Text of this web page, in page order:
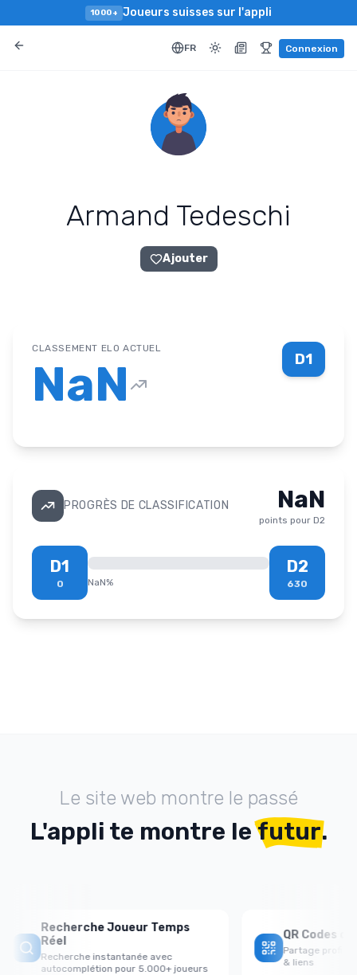
1000+ Joueurs suisses sur l'appli
FR Connexion
Armand Tedeschi
Ajouter
D1
CLASSEMENT ELO ACTUEL
NaN
PROGRÈS DE CLASSIFICATION NaN
points pour D2
D1
0 NaN%
D2
630
Le site web montre le passé
L'appli te montre lefutur.
Recherche Joueur Temps
Réel
Recherche instantanée avec
autocomplétion pour 5.000+ joueurs
QR Codes de
Partage profils
& liens